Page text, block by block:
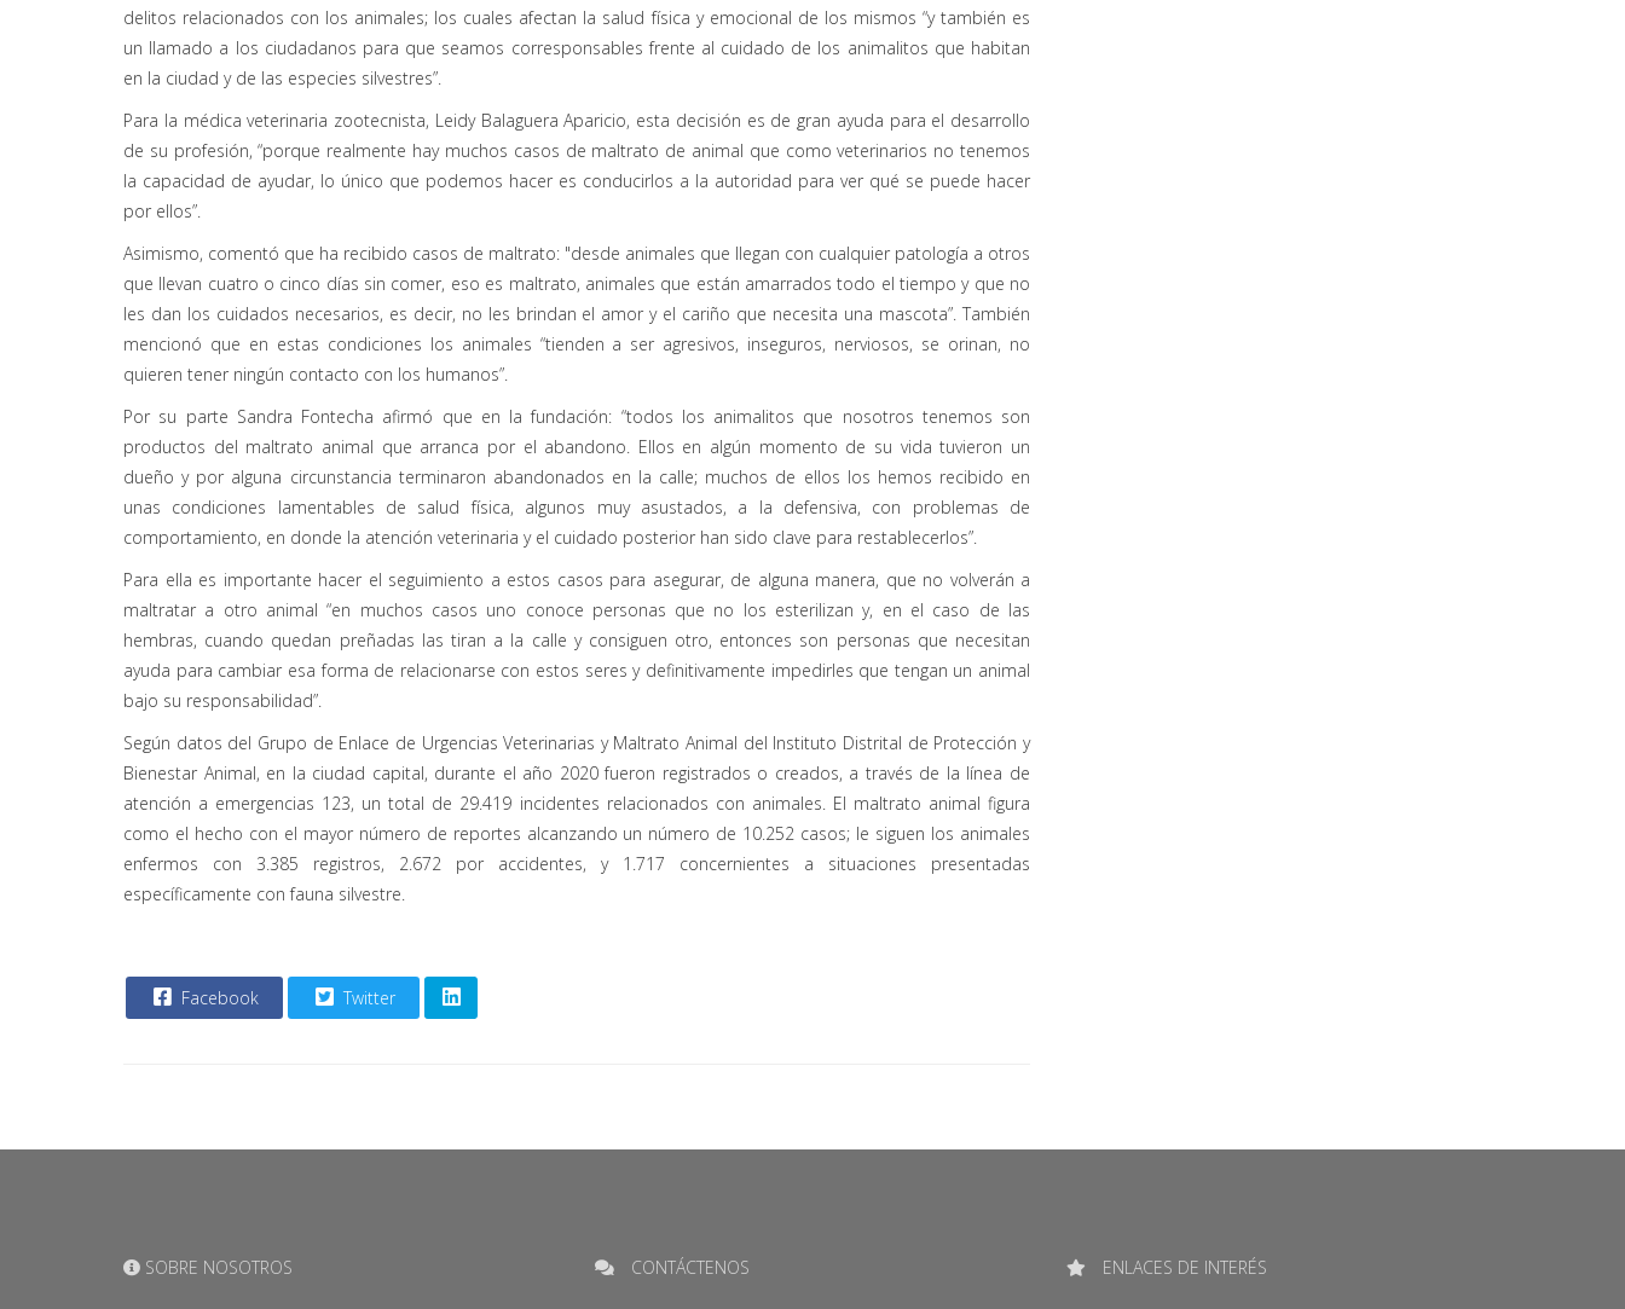
delitos relacionados con los animales; los cuales afectan la salud física y emocional de los mismos “y también es
un llamado a los ciudadanos para que seamos corresponsables frente al cuidado de los animalitos que habitan
en la ciudad y de las especies silvestres”.
Para la médica veterinaria zootecnista, Leidy Balaguera Aparicio, esta decisión es de gran ayuda para el desarrollo
de su profesión, “porque realmente hay muchos casos de maltrato de animal que como veterinarios no tenemos
la capacidad de ayudar, lo único que podemos hacer es conducirlos a la autoridad para ver qué se puede hacer
por ellos”.
Asimismo, comentó que ha recibido casos de maltrato: "desde animales que llegan con cualquier patología a otros
que llevan cuatro o cinco días sin comer, eso es maltrato, animales que están amarrados todo el tiempo y que no
les dan los cuidados necesarios, es decir, no les brindan el amor y el cariño que necesita una mascota”. También
mencionó que en estas condiciones los animales “tienden a ser agresivos, inseguros, nerviosos, se orinan, no
quieren tener ningún contacto con los humanos”.
Por su parte Sandra Fontecha afirmó que en la fundación: “todos los animalitos que nosotros tenemos son
productos del maltrato animal que arranca por el abandono. Ellos en algún momento de su vida tuvieron un
dueño y por alguna circunstancia terminaron abandonados en la calle; muchos de ellos los hemos recibido en
unas condiciones lamentables de salud física, algunos muy asustados, a la defensiva, con problemas de
comportamiento, en donde la atención veterinaria y el cuidado posterior han sido clave para restablecerlos”.
Para ella es importante hacer el seguimiento a estos casos para asegurar, de alguna manera, que no volverán a
maltratar a otro animal “en muchos casos uno conoce personas que no los esterilizan y, en el caso de las
hembras, cuando quedan preñadas las tiran a la calle y consiguen otro, entonces son personas que necesitan
ayuda para cambiar esa forma de relacionarse con estos seres y definitivamente impedirles que tengan un animal
bajo su responsabilidad”.
Según datos del Grupo de Enlace de Urgencias Veterinarias y Maltrato Animal del Instituto Distrital de Protección y
Bienestar Animal, en la ciudad capital, durante el año 2020 fueron registrados o creados, a través de la línea de
atención a emergencias 123, un total de 29.419 incidentes relacionados con animales. El maltrato animal figura
como el hecho con el mayor número de reportes alcanzando un número de 10.252 casos; le siguen los animales
enfermos con 3.385 registros, 2.672 por accidentes, y 1.717 concernientes a situaciones presentadas
específicamente con fauna silvestre.
Facebook Twitter
SOBRE NOSOTROS CONTÁCTENOS ENLACES DE INTERÉS